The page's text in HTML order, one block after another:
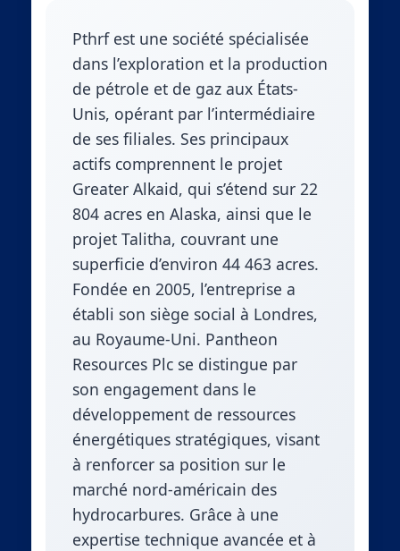
Pthrf est une société spécialisée
dans l’exploration et la production
de pétrole et de gaz aux États-
Unis, opérant par l’intermédiaire
de ses filiales. Ses principaux
actifs comprennent le projet
Greater Alkaid, qui s’étend sur 22
804 acres en Alaska, ainsi que le
projet Talitha, couvrant une
superficie d’environ 44 463 acres.
Fondée en 2005, l’entreprise a
établi son siège social à Londres,
au Royaume-Uni. Pantheon
Resources Plc se distingue par
son engagement dans le
développement de ressources
énergétiques stratégiques, visant
à renforcer sa position sur le
marché nord-américain des
hydrocarbures. Grâce à une
expertise technique avancée et à